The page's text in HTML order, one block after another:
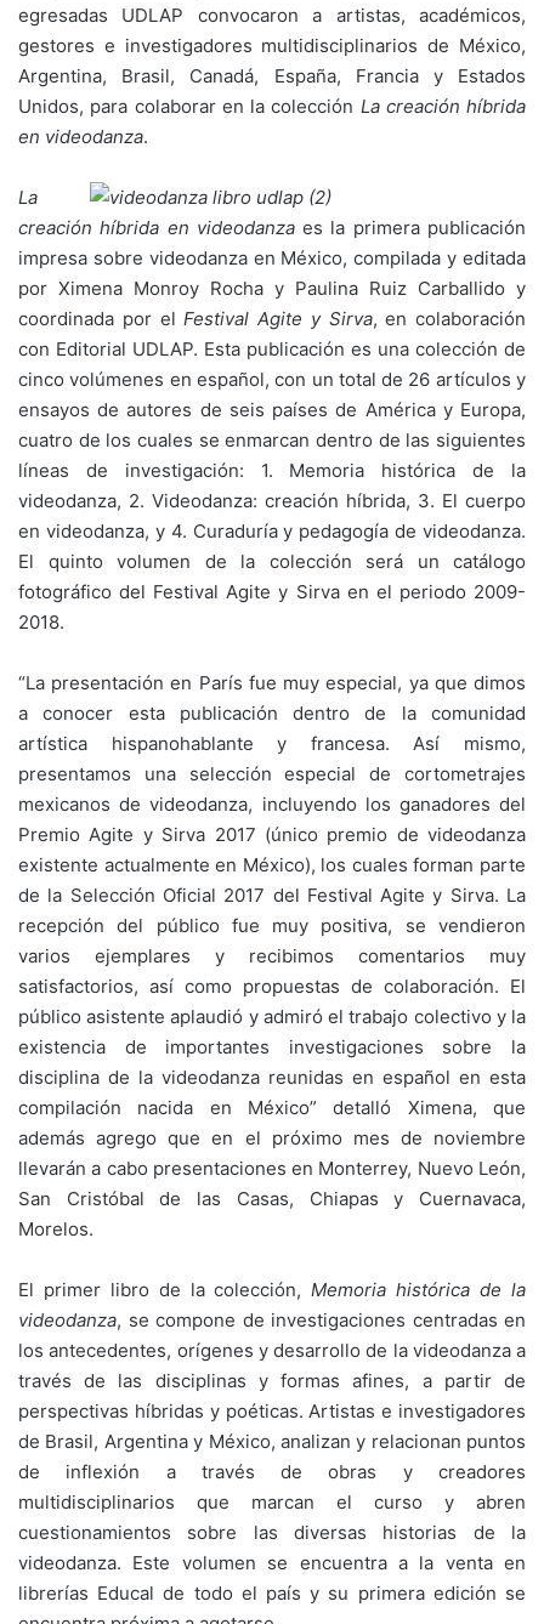
egresadas UDLAP convocaron a artistas, académicos,
gestores e investigadores multidisciplinarios de México,
Argentina, Brasil, Canadá, España, Francia y Estados
Unidos, para colaborar en la colección La creación híbrida
en videodanza.
La
creación híbrida en videodanzaes la primera publicación
impresa sobre videodanza en México, compilada y editada
por Ximena Monroy Rocha y Paulina Ruiz Carballido y
coordinada por elFestival Agite y Sirva, en colaboración
con Editorial UDLAP. Esta publicación es una colección de
cinco volúmenes en español, con un total de 26 artículos y
ensayos de autores de seis países de América y Europa,
cuatro de los cuales se enmarcan dentro de las siguientes
líneas de investigación: 1. Memoria histórica de la
videodanza, 2. Videodanza: creación híbrida, 3. El cuerpo
en videodanza, y 4. Curaduría y pedagogía de videodanza.
El quinto volumen de la colección será un catálogo
fotográfico del Festival Agite y Sirva en el periodo 2009-
2018.
“La presentación en París fue muy especial, ya que dimos
a conocer esta publicación dentro de la comunidad
artística hispanohablante y francesa. Así mismo,
presentamos una selección especial de cortometrajes
mexicanos de videodanza, incluyendo los ganadores del
Premio Agite y Sirva 2017 (único premio de videodanza
existente actualmente en México), los cuales forman parte
de la Selección Oficial 2017 del Festival Agite y Sirva. La
recepción del público fue muy positiva, se vendieron
varios ejemplares y recibimos comentarios muy
satisfactorios, así como propuestas de colaboración. El
público asistente aplaudió y admiró el trabajo colectivo y la
existencia de importantes investigaciones sobre la
disciplina de la videodanza reunidas en español en esta
compilación nacida en México” detalló Ximena, que
además agrego que en el próximo mes de noviembre
llevarán a cabo presentaciones en Monterrey, Nuevo León,
San Cristóbal de las Casas, Chiapas y Cuernavaca,
Morelos.
El primer libro de la colección,Memoria histórica de la
videodanza, se compone de investigaciones centradas en
los antecedentes, orígenes y desarrollo de la videodanza a
través de las disciplinas y formas afines, a partir de
perspectivas híbridas y poéticas. Artistas e investigadores
de Brasil, Argentina y México, analizan y relacionan puntos
de inflexión a través de obras y creadores
multidisciplinarios que marcan el curso y abren
cuestionamientos sobre las diversas historias de la
videodanza. Este volumen se encuentra a la venta en
librerías Educal de todo el país y su primera edición se